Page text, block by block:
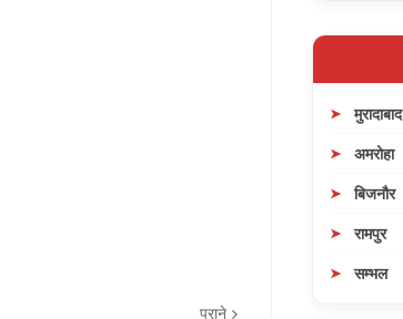
पुराने
मुरादाबाद
अमरोहा
बिजनौर
रामपुर
सम्भल